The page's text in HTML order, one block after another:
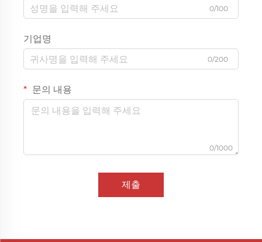
0/100
기업명
0/200
문의 내용
0/1000
제출